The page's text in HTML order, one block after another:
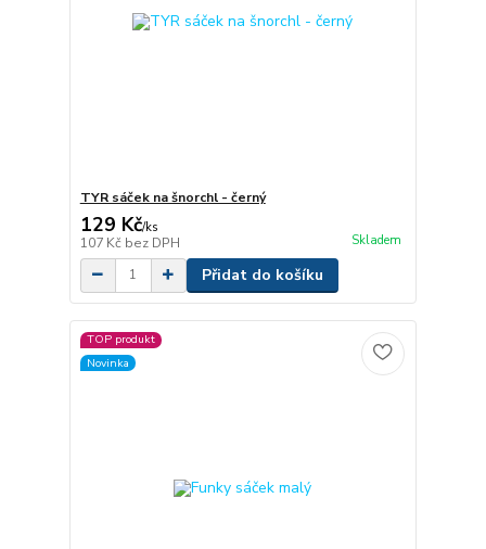
TYR sáček na šnorchl - černý
129 Kč/ks
107 Kč bez DPH Skladem
Přidat do košíku
TOP produkt
Novinka